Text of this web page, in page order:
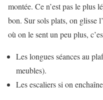
montée. Ce n’est pas le plus
bon. Sur sols plats, on glisse
où on le sent un peu plus,
Les longues séances au
meubles).
Les escaliers si on